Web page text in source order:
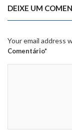
DEIXE UM
Your email address
Comentário*